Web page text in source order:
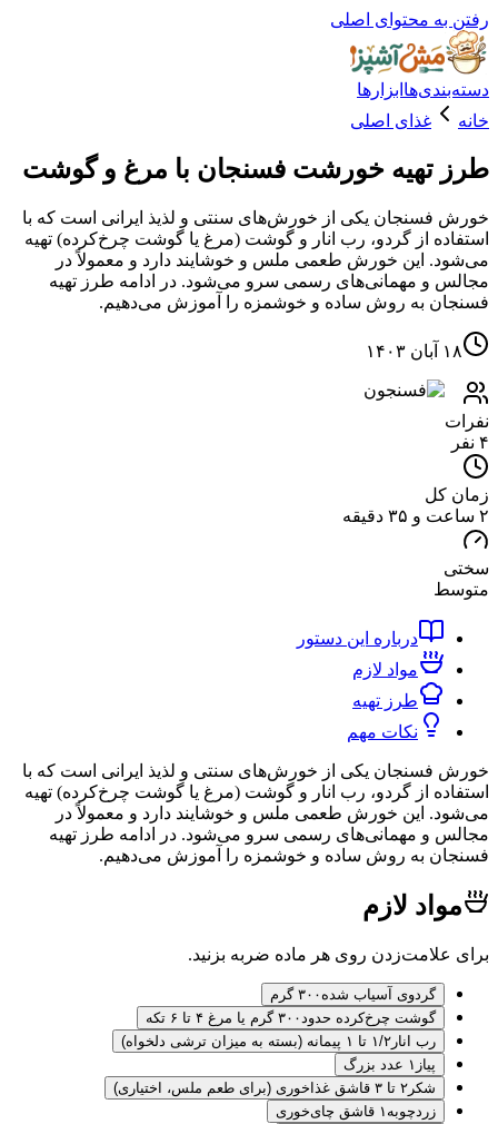
محتوای اصلی
ابزارها
غذای اصلی
تهیه خورشت فسنجان با مرغ و گوشت
یکی از خورش‌های سنتی و لذیذ ایرانی است که با
از گردو، رب انار و گوشت (مرغ یا گوشت چرخ‌کرده) تهیه
این خورش طعمی ملس و خوشایند دارد و معمولاً در
و مهمانی‌های رسمی سرو می‌شود. در ادامه طرز تهیه
به روش ساده و خوشمزه را آموزش می‌دهیم.
درباره این دستور
مواد لازم
طرز تهیه
نکات مهم
یکی از خورش‌های سنتی و لذیذ ایرانی است که با
از گردو، رب انار و گوشت (مرغ یا گوشت چرخ‌کرده) تهیه
این خورش طعمی ملس و خوشایند دارد و معمولاً در
و مهمانی‌های رسمی سرو می‌شود. در ادامه طرز تهیه
به روش ساده و خوشمزه را آموزش می‌دهیم.
لازم
روی هر ماده ضربه بزنید.
گردوی آسیاب شده۳۰۰ گرم
گوشت چرخ‌کرده حدود ۳۰۰ گرم یا مرغ ۴ تا ۶ تکه
رب انار
۱/۲ تا ۱ پیمانه (بسته به میزان ترشی دلخواه)
۱ عدد بزرگ
شکر۲ تا ۳ قاشق غذاخوری (برای طعم ملس، اختیاری)
زردچوبه
۱ قاشق چای‌خوری